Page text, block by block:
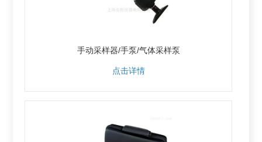
手动采样器/手泵/气体采样泵
点击详情